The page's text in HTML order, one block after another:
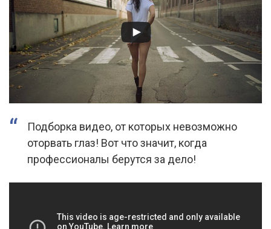
Подборка видео, от которых невозможно
оторвать глаз! Вот что значит, когда
профессионалы берутся за дело!